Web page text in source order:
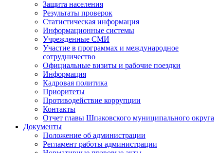
Защита населения
Результаты проверок
Статистическая информация
Информационные системы
Учрежденные СМИ
Участие в программах и международное
сотрудничество
Официальные визиты и рабочие поездки
Информация
Кадровая политика
Приоритеты
Противодействие коррупции
Контакты
Отчет главы Шпаковского муниципального округа
Документы
Положение об администрации
Регламент работы администрации